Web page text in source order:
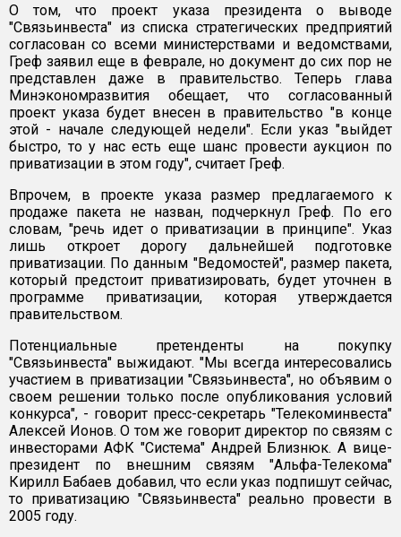
О том, что проект указа президента о выводе
"Связьинвеста" из списка стратегических предприятий
согласован со всеми министерствами и ведомствами,
Греф заявил еще в феврале, но документ до сих пор не
представлен даже в правительство. Теперь глава
Минэкономразвития обещает, что согласованный
проект указа будет внесен в правительство "в конце
этой - начале следующей недели". Если указ "выйдет
быстро, то у нас есть еще шанс провести аукцион по
приватизации в этом году", считает Греф.
Впрочем, в проекте указа размер предлагаемого к
продаже пакета не назван, подчеркнул Греф. По его
словам, "речь идет о приватизации в принципе". Указ
лишь откроет дорогу дальнейшей подготовке
приватизации. По данным "Ведомостей", размер пакета,
который предстоит приватизировать, будет уточнен в
программе приватизации, которая утверждается
правительством.
Потенциальные претенденты на покупку
"Связьинвеста" выжидают. "Мы всегда интересовались
участием в приватизации "Связьинвеста", но объявим о
своем решении только после опубликования условий
конкурса", - говорит пресс-секретарь "Телекоминвеста"
Алексей Ионов. О том же говорит директор по связям с
инвесторами АФК "Система" Андрей Близнюк. А вице-
президент по внешним связям "Альфа-Телекома"
Кирилл Бабаев добавил, что если указ подпишут сейчас,
то приватизацию "Связьинвеста" реально провести в
2005 году.